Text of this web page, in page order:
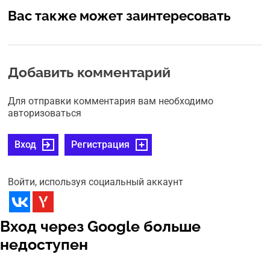
Вас также может заинтересовать
Добавить комментарий
Для отправки комментария вам необходимо
авторизоваться
Вход Регистрация
Войти, используя социальный аккаунт
Вход через Google больше
недоступен